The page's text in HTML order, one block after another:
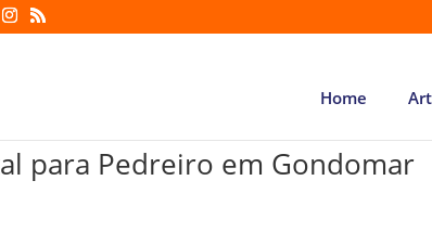
Home
para Pedreiro em Gondomar